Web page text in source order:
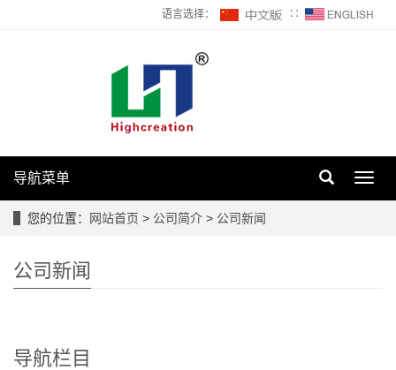
语言选择： ∷
导航菜单
您的位置： 网站首页 > 公司简介 > 公司新闻
公司新闻
导航栏目